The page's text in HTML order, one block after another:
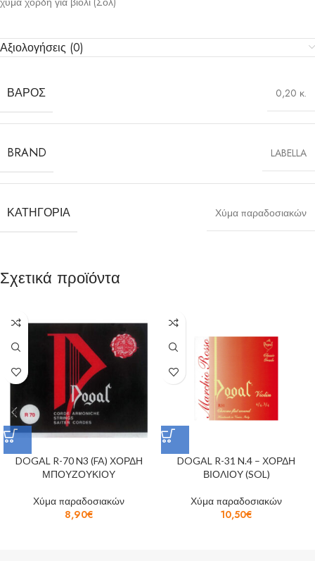
Αξιολογήσεις (0)
ΒΆΡΟΣ 0,20 κ.
BRAND LABELLA
ΚΑΤΗΓΟΡΊΑ Χύμα παραδοσιακών
Σχετικά προϊόντα
DOGAL R-70 N3 (FA) ΧΟΡΔΗ
ΜΠΟΥΖΟΥΚΙΟΥ
Χύμα παραδοσιακών
8,90€
DOGAL R-31 N.4 – ΧΟΡΔΗ
ΒΙΟΛΙΟΥ (SOL)
Χύμα παραδοσιακών
10,50€